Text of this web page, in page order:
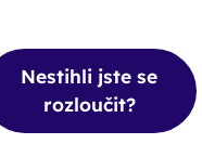
Nestihli jste se
rozloučit?